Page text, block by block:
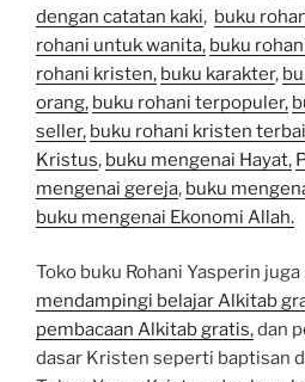
dengan catatan kaki, buku
rohani untuk wanita, buku
rohani kristen, buku karakter,
orang, buku rohani terpopuler,
seller, buku rohani kristen
Kristus, buku mengenai Hayat,
mengenai gereja, buku
buku mengenai Ekonomi Allah.
Toko buku Rohani Yasperin
mendampingi belajar Alkitab
pembacaan Alkitab gratis,dan
dasar Kristen seperti baptisan